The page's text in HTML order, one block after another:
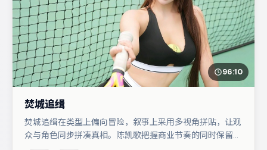
96:10
焚城追缉
焚城追缉在类型上偏向冒险，叙事上采用多视角拼贴，让观
众与角色同步拼凑真相。陈凯歌把握商业节奏的同时保留人